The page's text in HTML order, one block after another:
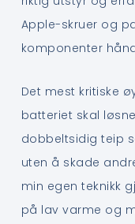
Apple-skruer og
komponenter
Det mest kritiske
batteriet skal
dobbeltsidig teip
uten å skade
min egen teknikk
på lav varme og